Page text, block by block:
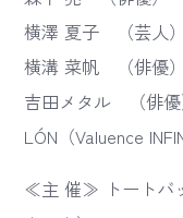
横澤 夏子 （芸人）
横溝 菜帆 （俳優）
吉田メタル （俳優
LÓN（Valuence
≪主 催≫ トートバ